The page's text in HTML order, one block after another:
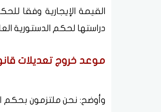
القيمة الإيجارية وفقا
دراستها لحكم الدستورية
موعد خروج تعديلات
وأوضح: نحن ملتزمون بحكم